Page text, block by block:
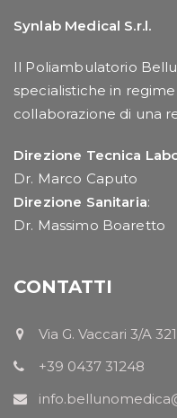
Synlab Medical S.r.l.
Il Poliambulatorio
specialistiche in
collaborazione di una
Direzione Tecnica
Dr. Marco Caputo
Direzione Sanitaria:
Dr. Massimo Boaretto
CONTATTI
Via G. Vaccari 3/A
+39 0437 31248